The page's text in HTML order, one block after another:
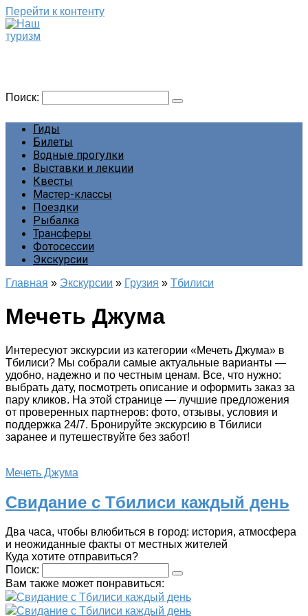
Перейти к контенту
Поиск:
Гиды
Билеты
Водные прогулки
Выставки и лекции
Квесты
Мастер-классы
Поездки
Рыбалка
Трансферы
Фотосессии
Экскурсии
Главная » Экскурсии » Грузия » Тбилиси
Мечеть Джума
Интересуют экскурсии из категории «Мечеть Джума» в
Тбилиси? Мы собрали самые актуальные варианты —
удобно, надежно и по честным ценам. Все, что нужно:
выбрать дату, посмотреть описание и оформить заказ за
пару кликов. На этой странице — лучшие предложения
от проверенных партнеров: фото, отзывы, условия и
поддержка 24/7. Бронируйте экскурсию в Тбилиси
заранее и путешествуйте без забот!
Мечеть Джума
Свидание с Тбилиси каждый день
Два часа, чтобы влюбиться в город: история, атмосфера
и неожиданные факты от местных жителей
Куда хотите отправиться?
Поиск:
Вам также может понравиться:
Свидание с Тбилиси каждый день
Свидание с Тбилиси каждый день